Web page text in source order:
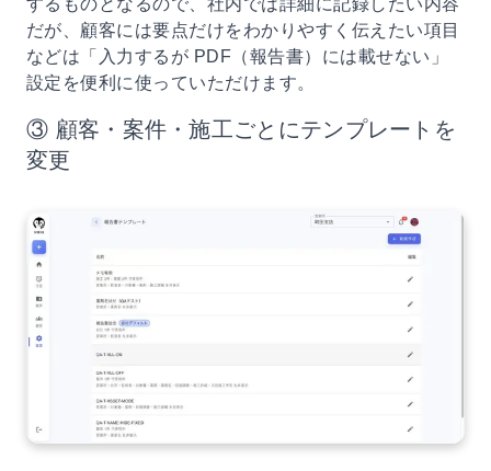
するものとなるので、社内では詳細に記録したい内容
だが、顧客には要点だけをわかりやすく伝えたい項目
などは「入力するが PDF（報告書）には載せない」
設定を便利に使っていただけます。
③ 顧客・案件・施工ごとにテンプレートを
変更